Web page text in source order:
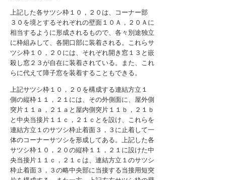
上記した各サツシ枠１０，２０は、コーナー部
３０を境とするそれぞれの壁面１０Ａ，２０Ａに
相当するように形成されるもので、各々別途独立
に枠組みして、各開口部に装着される。これらサ
ツシ枠１０，２０には、それぞれ開き窓１３と嵌
殺し窓２３が自在に装着されている。また、これ
らに代えて障子窓を装着することもできる。
上記サツシ枠１０，２０を構成する連結方立１
側の縦枠１１，２１には、その外側面に、屋外側
突片１１ａ，２１ａと屋内側突片１１ｂ，２１ｂ
と中央当接片１１ｃ，２１ｃとを設け、これらを
連結方立１のサツシ枠止着面３，３に止着して一
体のコーナーサツシを形成してある。上記した各
サツシ枠１０，２０の縦枠１１，２１に設けた中
央当接片１１ｃ，２１ｃは、連結方立１のサツシ
枠止着面３，３の略中央部に当接する当接用短突